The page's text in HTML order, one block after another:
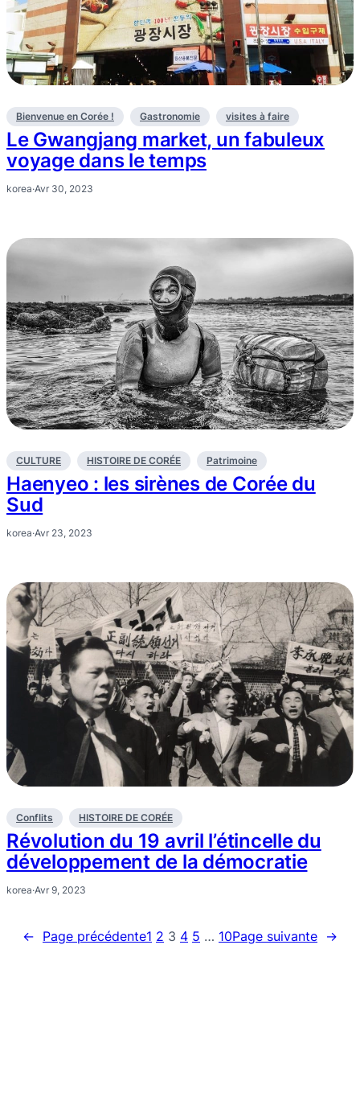
Bienvenue en Corée ! Gastronomie visites à faire
Le Gwangjang market, un fabuleux
voyage dans le temps
korea·Avr 30, 2023
CULTURE HISTOIRE DE CORÉE Patrimoine
Haenyeo : les sirènes de Corée du
Sud
korea·Avr 23, 2023
Conflits HISTOIRE DE CORÉE
Révolution du 19 avril l’étincelle du
développement de la démocratie
korea·Avr 9, 2023
← Page précédente1 2 3 4 5 … 10Page suivante →